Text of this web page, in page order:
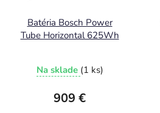
Batéria Bosch Power
Tube Horizontal 625Wh
Na sklade (1 ks)
909 €